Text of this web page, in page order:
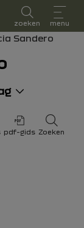
zoeken menu
Sandero
pdf-gids Zoeken